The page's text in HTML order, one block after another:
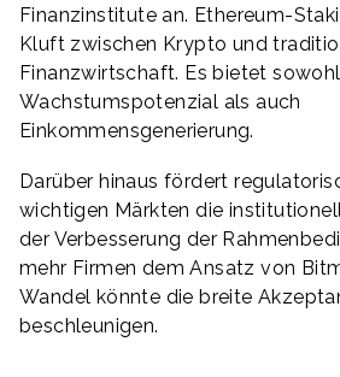
Finanzinstitute an. Ethereum-
Kluft zwischen Krypto und
Finanzwirtschaft. Es bietet sowohl
Wachstumspotenzial als auch
Einkommensgenerierung.
Darüber hinaus fördert
wichtigen Märkten die
der Verbesserung der
mehr Firmen dem Ansatz von
Wandel könnte die breite
beschleunigen.